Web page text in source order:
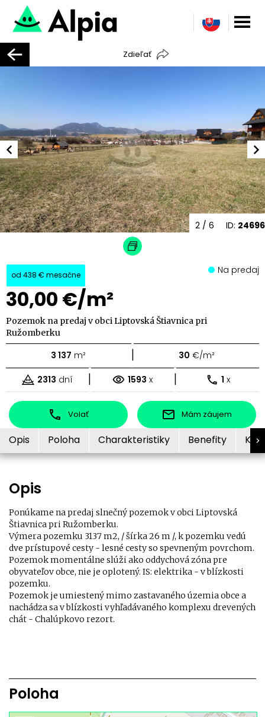
Zdieľať
ID: 24696
2 / 6
od 438 € mesačne
30,00 €/m²
Na predaj
Pozemok na predaj v obci Liptovská Štiavnica pri
Ružomberku
3 137 m² | 30 €/m²
2313 dní | 1593 x | 1 x
Volať Mám záujem
Opis Poloha Charakteristiky Benefity
Opis
Ponúkame na predaj slnečný pozemok v obci Liptovská
Štiavnica pri Ružomberku.
Výmera pozemku 3137 m2, / šírka 26 m /, k pozemku vedú
dve prístupové cesty - lesné cesty so spevneným povrchom.
Pozemok momentálne slúži ako oddychová zóna pre
obyvateľov obce, nie je oplotený. IS: elektrika - v blízkosti
pozemku.
Pozemok je umiestený mimo zastavaného územia obce a
nachádza sa v blízkosti vyhľadávaného komplexu drevených
chát - Chalúpkovo rezort.
Poloha